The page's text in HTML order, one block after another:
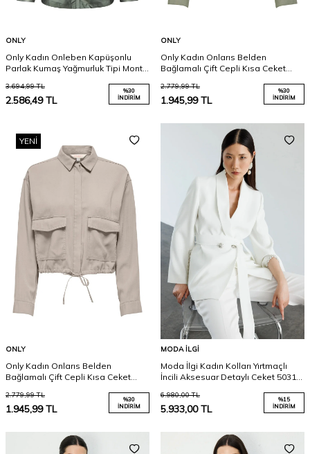
ONLY
Only Kadın Onleben Kapüşonlu
Parlak Kumaş Yağmurluk Tipi Mont
3.694,99TL
2.586,49TL
%30
İNDIRIM
ONLY
Only Kadın Onlarıs Belden
Bağlamalı Çift Cepli Kısa Ceket
2.779,99TL
1.945,99TL
%30
İNDIRIM
YENI
ONLY
Only Kadın Onlarıs Belden
Bağlamalı Çift Cepli Kısa Ceket
2.779,99TL
1.945,99TL
%30
İNDIRIM
MODA İLGI
Moda İlgi Kadın Kolları Yırtmaçlı
İncili Aksesuar Detaylı Ceket 5031
6.980,00TL
5.933,00TL
%15
İNDIRIM